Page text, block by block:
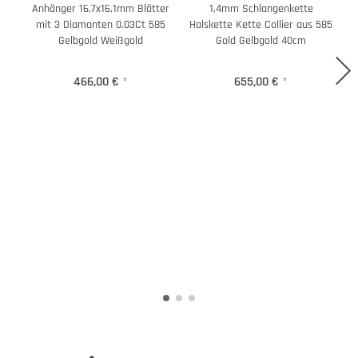
Anhänger 16,7x16,1mm Blätter
mit 3 Diamanten 0.03Ct 585
Gelbgold Weißgold
466,00 € *
1,4mm Schlangenkette
Halskette Kette Collier aus 585
Gold Gelbgold 40cm
655,00 € *